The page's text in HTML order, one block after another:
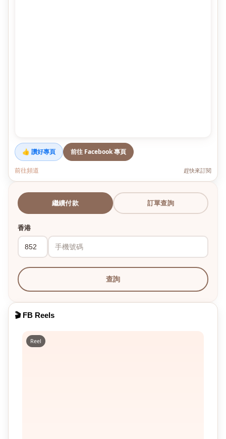
👍 讚好專頁 前往 Facebook 專頁
前往頻道 趕快來訂閱
繼續付款 訂單查詢
香港
查詢
🎬 FB Reels
Reel